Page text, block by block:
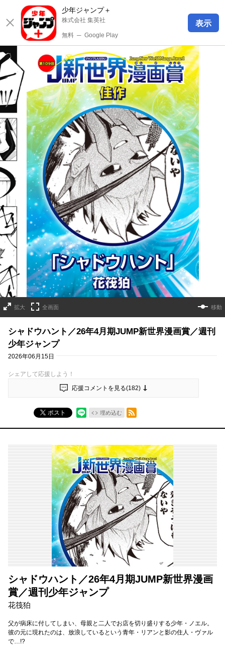
少年ジャンプ＋
株式会社 集英社
無料 ─ Google Play
表示
拡大 全画面 移動
シャドウハント／26年4月期JUMP新世界漫画賞／週刊
少年ジャンプ
2026年06月15日
シェアして応援しよう！
応援コメントを見る(182)
ポスト 埋め込む
RSSフィード
シャドウハント／26年4月期JUMP新世界漫画
賞／週刊少年ジャンプ
花筏狛
父が病床に付してしまい、母親と二人でお店を切り盛りする少年・ノエル。
彼の元に現れたのは、放浪しているという青年・リアンと影の住人・ヴァル
で…!?